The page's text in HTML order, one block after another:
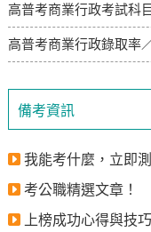
備考資訊
我能考什麼，立即測
考公職精選文章！
上榜成功心得與技巧
高普考商業行政考試科
高普考商業行政錄取率